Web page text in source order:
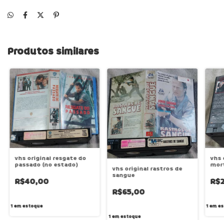
Produtos similares
vhs original resgate do
passado (no estado)
R$40,00
1em estoque
vhs original rastros de
sangue
R$65,00
1em estoque
vhs
1em